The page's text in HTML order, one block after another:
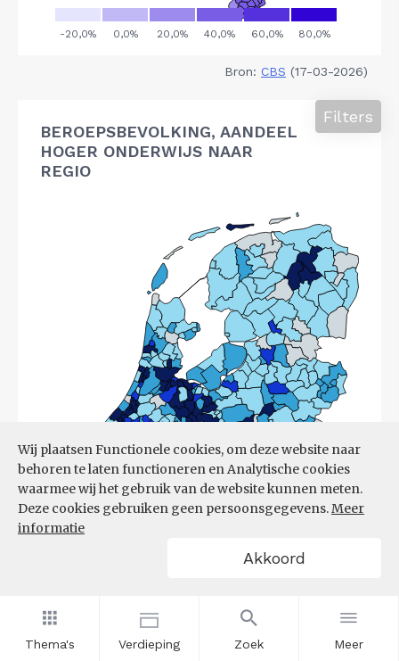
Thema's Verdieping Zoek Meer
Wij plaatsen Functionele cookies, om deze website naar
behoren te laten functioneren en Analytische cookies
waarmee wij het gebruik van de website kunnen meten.
Deze cookies gebruiken geen persoonsgegevens.Meer
informatie
Akkoord
Bron: CBS (17-03-2026)
BEROEPSBEVOLKING, AANDEEL
HOGER ONDERWIJS NAAR
REGIO
Filters
Bron:CBS (17-03-2026)